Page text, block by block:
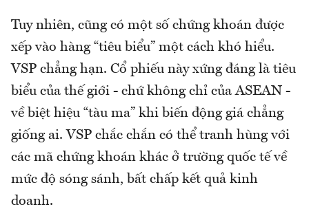
Tuy nhiên, cũng có một số chứng khoán được
xếp vào hàng “tiêu biểu” một cách khó hiểu.
VSP chẳng hạn. Cổ phiếu này xứng đáng là tiêu
biểu của thế giới - chứ không chỉ của ASEAN -
về biệt hiệu “tàu ma” khi biến động giá chẳng
giống ai. VSP chắc chắn có thể tranh hùng với
các mã chứng khoán khác ở trường quốc tế về
mức độ sóng sánh, bất chấp kết quả kinh
doanh.